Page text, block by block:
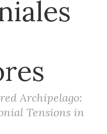
Archipelago:
Tensions in